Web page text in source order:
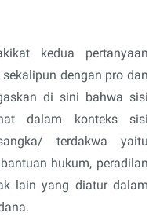
kedua pertanyaan
dengan pro dan
di sini bahwa sisi
dalam konteks sisi
terdakwa yaitu
hukum, peradilan
lain yang diatur dalam